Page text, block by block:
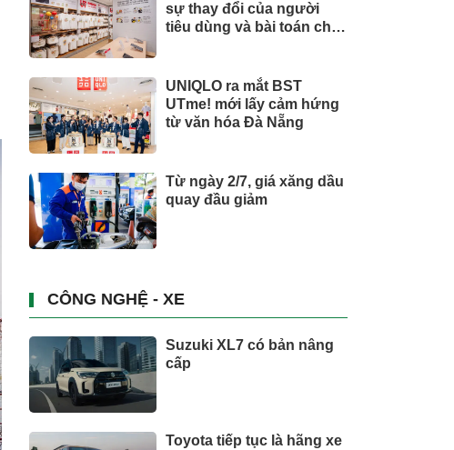
sự thay đổi của người
tiêu dùng và bài toán cho
UNIQLO ra mắt BST
UTme! mới lấy cảm hứng
từ văn hóa Đà Nẵng
Từ ngày 2/7, giá xăng dầu
quay đầu giảm
CÔNG NGHỆ - XE
Suzuki XL7 có bản nâng
cấp
Toyota tiếp tục là hãng xe